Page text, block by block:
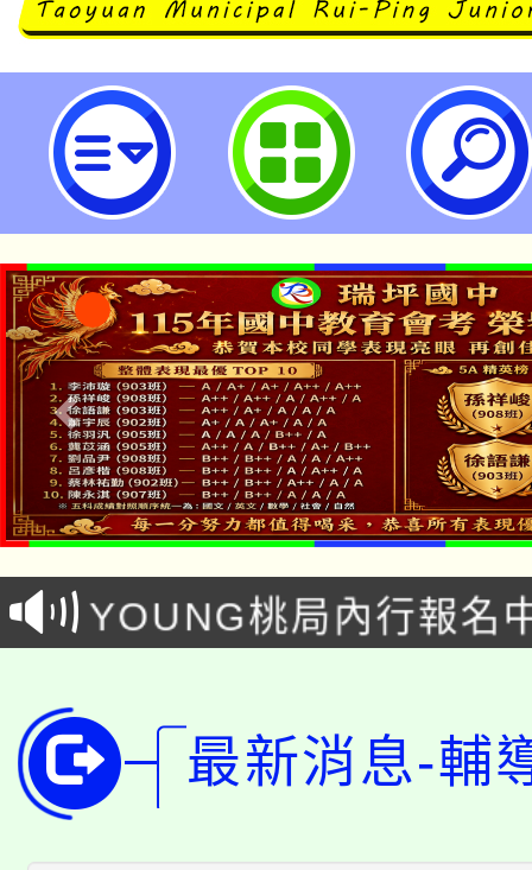
轉知 「臺中市立善水國民中小學
讀簡章」1份，請查照。-桃園市立
「本色祭」8/29、30在
場熱烈登場!
8/21下午1時於龍潭區
徵才活動。
YOUNG桃局內行報名
局官網。
8月14至27日，桃園電
開!
115年桃園市運動會8/
田徑場及游泳池舉行。
桃園市低收入戶享有免
最新消息-輔